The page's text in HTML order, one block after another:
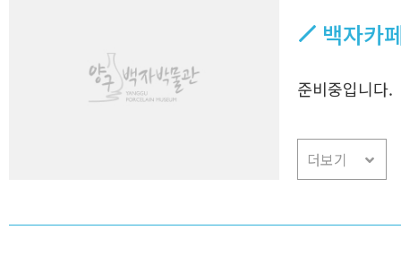
백자카
준비중입니다.
더보기